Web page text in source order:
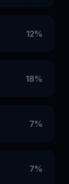
12%
18%
7%
7%